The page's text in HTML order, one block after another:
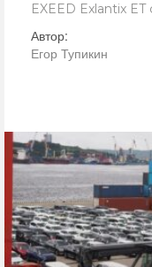
EXEED Exlantix
Автор:
Егор Тупикин